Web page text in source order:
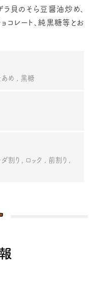
貝のそら豆醤油炒め、
コレート、純黒糖等とお
あめ 黒糖
ダ割り ロック
前割り